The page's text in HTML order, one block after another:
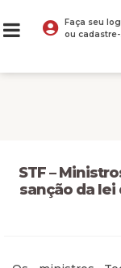
Faça seu
ou cadastre-
STF –
sanção da